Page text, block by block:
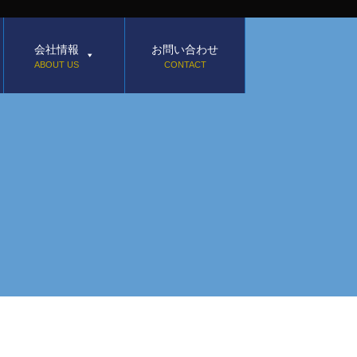
会社情報
ABOUT US
お問い合わせ
CONTACT